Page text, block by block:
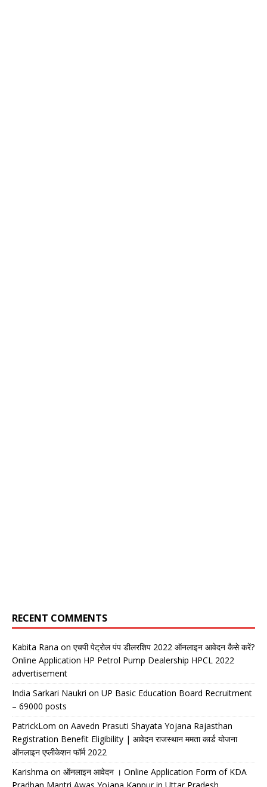
RECENT COMMENTS
Kabita Rana on एचपी पेट्रोल पंप डीलरशिप 2022 ऑनलाइन आवेदन कैसे करें?
Online Application HP Petrol Pump Dealership HPCL 2022
advertisement
India Sarkari Naukri on UP Basic Education Board Recruitment
– 69000 posts
PatrickLom on Aavedn Prasuti Shayata Yojana Rajasthan
Registration Benefit Eligibility | आवेदन राजस्थान ममता कार्ड योजना
ऑनलाइन एप्लीकेशन फॉर्म 2022
Karishma on ऑनलाइन आवेदन । Online Application Form of KDA